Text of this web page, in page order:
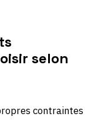
selon
contraintes